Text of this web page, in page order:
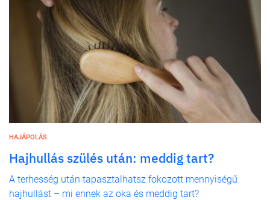
HAJÁPOLÁS
Hajhullás szülés után: meddig tart?
A terhesség után tapasztalhatsz fokozott mennyiségű
hajhullást – mi ennek az oka és meddig tart?